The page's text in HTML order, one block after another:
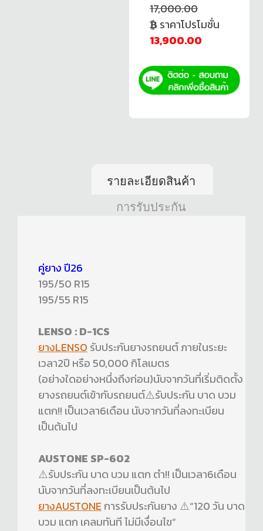
17,000.00
ราคาโปรโมชั่น
13,900.00
รายละเอียดสินค้า
การรับประกัน
คู่ยาง ปี26
195/50 R15
195/55 R15
LENSO : D-1CS
ยางLENSOรับประกันยางรถยนต์ ภายในระยะ
เวลา2ปี หรือ 50,000 กิโลเมตร
(อย่างใดอย่างหนึ่งถึงก่อน)นับจากวันที่เริ่มติดตั้ง
ยางรถยนต์เข้ากับรถยนต์⚠️รับประกัน บาด บวม
แตก!! เป็นเวลา6เดือน นับจากวันที่ลงทะเบียน
เป็นต้นไป
AUSTONE SP-602
⚠️รับประกัน บาด บวม แตก ตำ!! เป็นเวลา6เดือน
นับจากวันที่ลงทะเบียนเป็นต้นไป
ยางAUSTONEการรับประกันยาง ⚠️“120 วัน บาด
บวม แตก เคลมทันที ไม่มีเงื่อนไข”